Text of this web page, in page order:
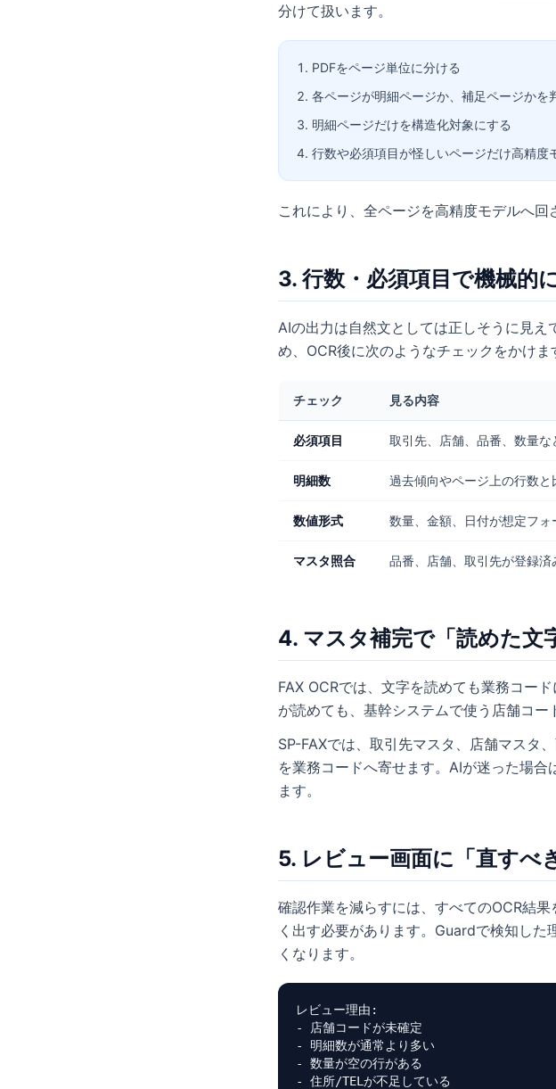
分けて扱います。
PDFをページ単位に分ける
各ページが明細ページか、補足ページかを
明細ページだけを構造化対象にする
行数や必須項目が怪しいページだけ高精度
これにより、全ページを高精度モデルへ回
3. 行数・必須項目で機械的
AIの出力は自然文としては正しそうに見
め、OCR後に次のようなチェックをかけま
チェック 見る内容
必須項目 取引先、店舗、品番、数量な
明細数 過去傾向やページ上の行数
数値形式 数量、金額、日付が想定フォ
マスタ照合 品番、店舗、取引先が登録
4. マスタ補完で「読めた文
FAX OCRでは、文字を読めても業務コー
が読めても、基幹システムで使う店舗コー
SP-FAXでは、取引先マスタ、店舗マスタ
を業務コードへ寄せます。AIが迷った場
ます。
5. レビュー画面に「直すべ
確認作業を減らすには、すべてのOCR結
く出す必要があります。Guardで検知し
くなります。
レビュー理由:
- 店舗コードが未確定
- 明細数が通常より多い
- 数量が空の行がある
- 住所/TELが不足している